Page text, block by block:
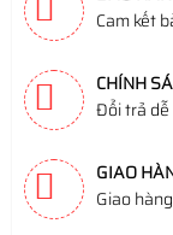
Cam kết
CHÍNH
Đổi trả dễ
GIAO
Giao